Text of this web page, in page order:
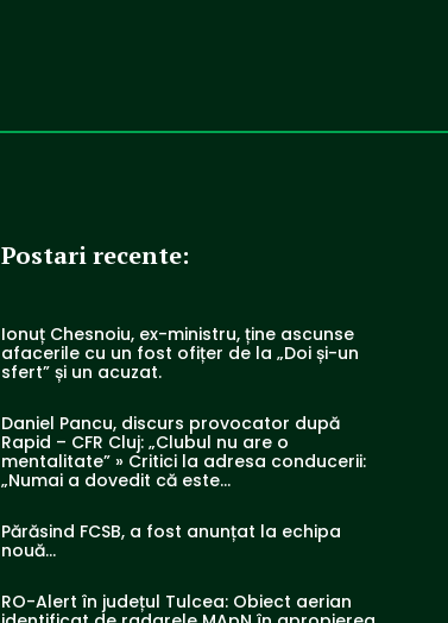
Postari recente:
Ionuț Chesnoiu, ex-ministru, ține ascunse
afacerile cu un fost ofițer de la „Doi și-un
sfert” și un acuzat.
Daniel Pancu, discurs provocator după
Rapid – CFR Cluj: „Clubul nu are o
mentalitate” » Critici la adresa conducerii:
„Numai a dovedit că este...
Părăsind FCSB, a fost anunțat la echipa
nouă…
RO-Alert în județul Tulcea: Obiect aerian